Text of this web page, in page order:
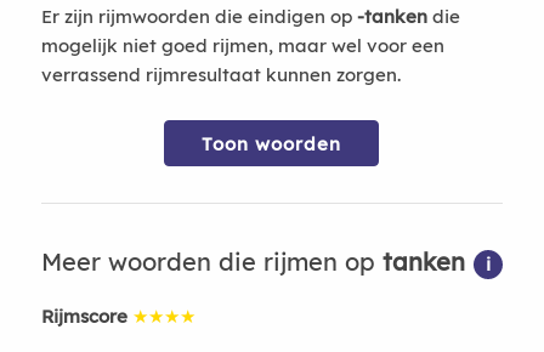
Er zijn rijmwoorden die eindigen op -tankendie
mogelijk niet goed rijmen, maar wel voor een
verrassend rijmresultaat kunnen zorgen.
Toon woorden
Meer woorden die rijmen op tanken i
Rijmscore ★★★★